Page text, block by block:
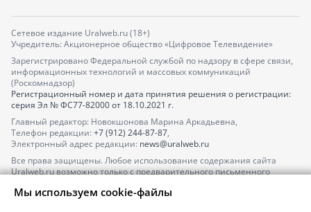
Сетевое издание Uralweb.ru (18+)
Учредитель: Акционерное общество «Цифровое Телевидение»
Зарегистрировано Федеральной службой по надзору в сфере связи,
информационных технологий и массовых коммуникаций
(Роскомнадзор)
Регистрационный номер и дата принятия решения о регистрации:
серия Эл № ФС77-82000от 18.10.2021 г.
Главный редактор: Новокшонова Марина Аркадьевна,
Телефон редакции: +7 (912) 244-87-87,
Электронный адрес редакции: news@uralweb.ru
Все права защищены. Любое использование содержания сайта
Uralweb.ru возможно только с предварительного письменного
По вопросам размещения рекламы обращайтесь по тел.
Мы используем cookie-файлы